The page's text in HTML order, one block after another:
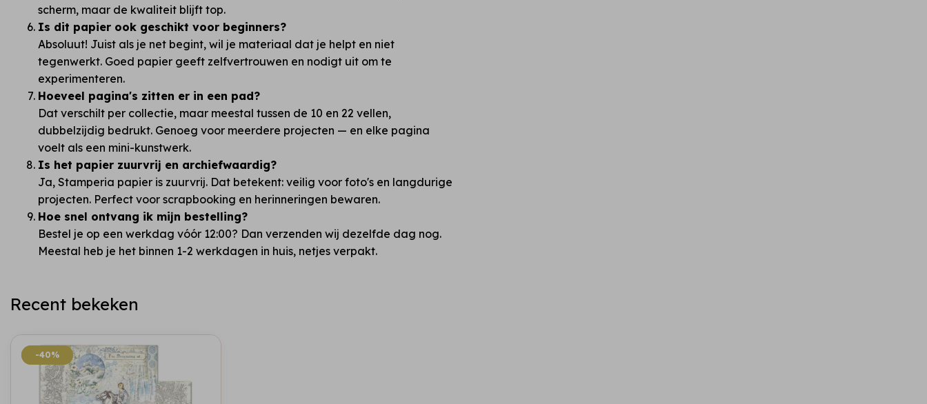
scherm, maar de kwaliteit blijft top.
Is dit papier ook geschikt voor beginners?
Absoluut! Juist als je net begint, wil je materiaal dat je helpt en niet
tegenwerkt. Goed papier geeft zelfvertrouwen en nodigt uit om te
experimenteren.
Hoeveel pagina's zitten er in een pad?
Dat verschilt per collectie, maar meestal tussen de 10 en 22 vellen,
dubbelzijdig bedrukt. Genoeg voor meerdere projecten — en elke pagina
voelt als een mini-kunstwerk.
Is het papier zuurvrij en archiefwaardig?
Ja, Stamperia papier is zuurvrij. Dat betekent: veilig voor foto's en langdurige
projecten. Perfect voor scrapbooking en herinneringen bewaren.
Hoe snel ontvang ik mijn bestelling?
Bestel je op een werkdag vóór 12:00? Dan verzenden wij dezelfde dag nog.
Meestal heb je het binnen 1-2 werkdagen in huis, netjes verpakt.
Recent bekeken
-40%
-40%